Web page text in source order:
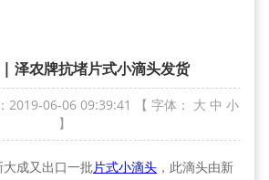
泽农牌抗堵片式小滴头发货
2019-06-06 09:39:41 【 字体： 大 中 小
】
成又出口一批片式小滴头 ，此滴头由新